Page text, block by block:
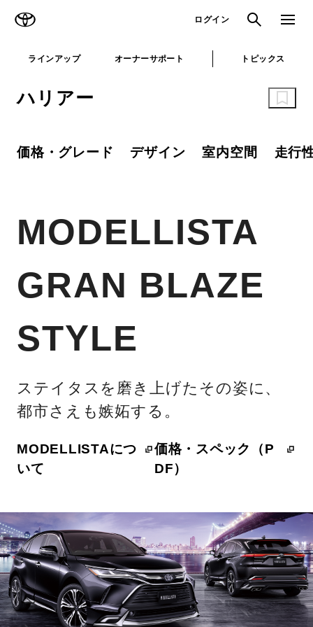
ログイン 検索 メニュ
ラインアップ オーナーサポート トピックス
ハリアー
価格・グレード デザイン 室内空間 走行
MODELLISTA
GRAN BLAZE
STYLE
ステイタスを磨き上げたその姿に、
都市さえも嫉妬する。
MODELLISTAにつ
いて
価格・スペック（P
DF）